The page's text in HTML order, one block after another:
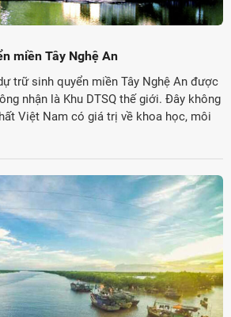
miền Tây Nghệ An
trữ sinh quyển miền Tây Nghệ An được
nhận là Khu DTSQ thế giới. Đây không
Việt Nam có giá trị về khoa học, môi